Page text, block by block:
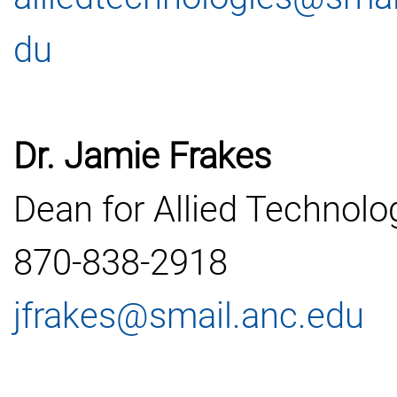
du
Dr. Jamie Frakes
Dean for Allied
870-838-2918
jfrakes@smail.anc.edu